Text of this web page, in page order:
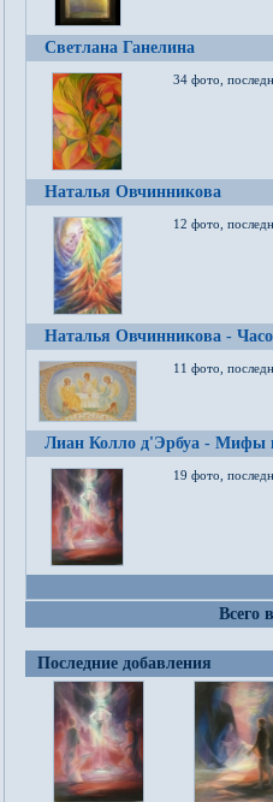
Светлана Ганелина
34 фото,
Наталья Овчинникова
12 фото,
Наталья Овчинникова -
11 фото,
Лиан Колло д'Эрбуа - Мифы
19 фото,
Всего
Последние добавления